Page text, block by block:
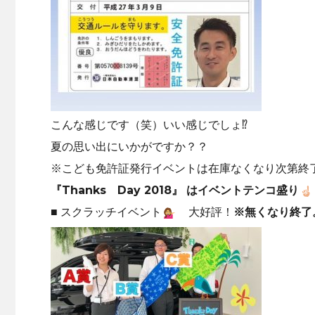
こんな感じです（笑）いい感じでしょ⁉️
夏の思い出にいかがですか？？
※こども免許証発行イベントは在庫なくなり次第終
『Thanks Day 2018』 はイベントテンコ盛り
■ スクラッチイベント
大好評！ ※無くなり終了